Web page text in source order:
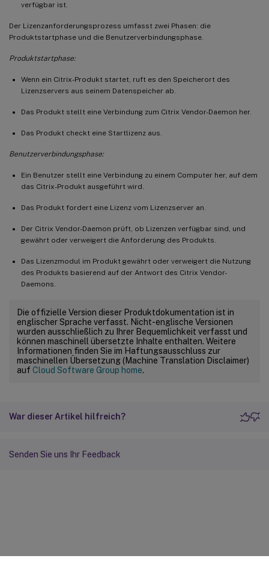
verfügbar ist.
Der Lizenzanforderungsprozess umfasst zwei Phasen: die
Produktstartphase und die Benutzerverbindungsphase.
Produktstartphase:
Wenn ein Citrix-Produkt startet, ruft es den Speicherort des
Lizenzservers aus seinem Datenspeicher ab.
Das Produkt stellt eine Verbindung zum Citrix Vendor-Daemon her.
Das Produkt checkt eine Startlizenz aus.
Benutzerverbindungsphase:
Ein Benutzer stellt eine Verbindung zu einem Computer her, auf dem
das Citrix-Produkt ausgeführt wird.
Das Produkt fordert eine Lizenz vom Lizenzserver an.
Der Citrix Vendor-Daemon prüft, ob Lizenzen verfügbar sind, und
gewährt oder verweigert die Anforderung des Produkts.
Das Lizenzmodul im Produkt gewährt oder verweigert die Nutzung
des Produkts basierend auf der Antwort des Citrix Vendor-
Daemons.
Die offizielle Version dieser Produktdokumentation ist in
englischer Sprache verfasst. Nicht-englische Versionen
wurden ausschließlich zu Ihrer Bequemlichkeit verfasst und
können maschinell übersetzte Inhalte enthalten. Weitere
Informationen finden Sie im Haftungsausschluss zur
maschinellen Übersetzung (Machine Translation Disclaimer)
auf Cloud Software Group home.
War dieser Artikel hilfreich?
Senden Sie uns Ihr Feedback